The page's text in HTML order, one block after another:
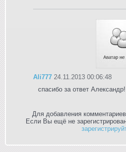
Ali777 24.11.2013 00:06:48
спасибо за ответ Александр!
Для добавления
Если Вы ещё не